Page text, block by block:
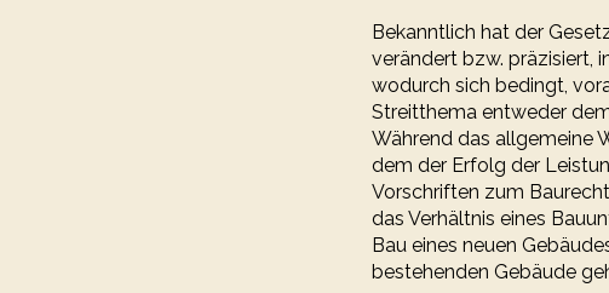
Bekanntlich hat der
verändert bzw. präzisiert,
wodurch sich bedingt,
Streitthema entweder
Während das allgemeine
dem der Erfolg der
Vorschriften zum
das Verhältnis eines
Bau eines neuen
bestehenden Gebäude